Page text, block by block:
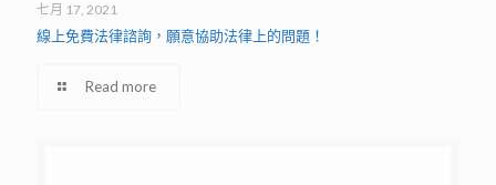
七月 17, 2021
線上免費法律諮詢，願意協助法律上的問題！
Read more